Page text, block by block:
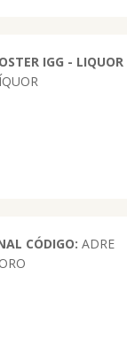
IGG - LIQUOR
CÓDIGO: ADRE